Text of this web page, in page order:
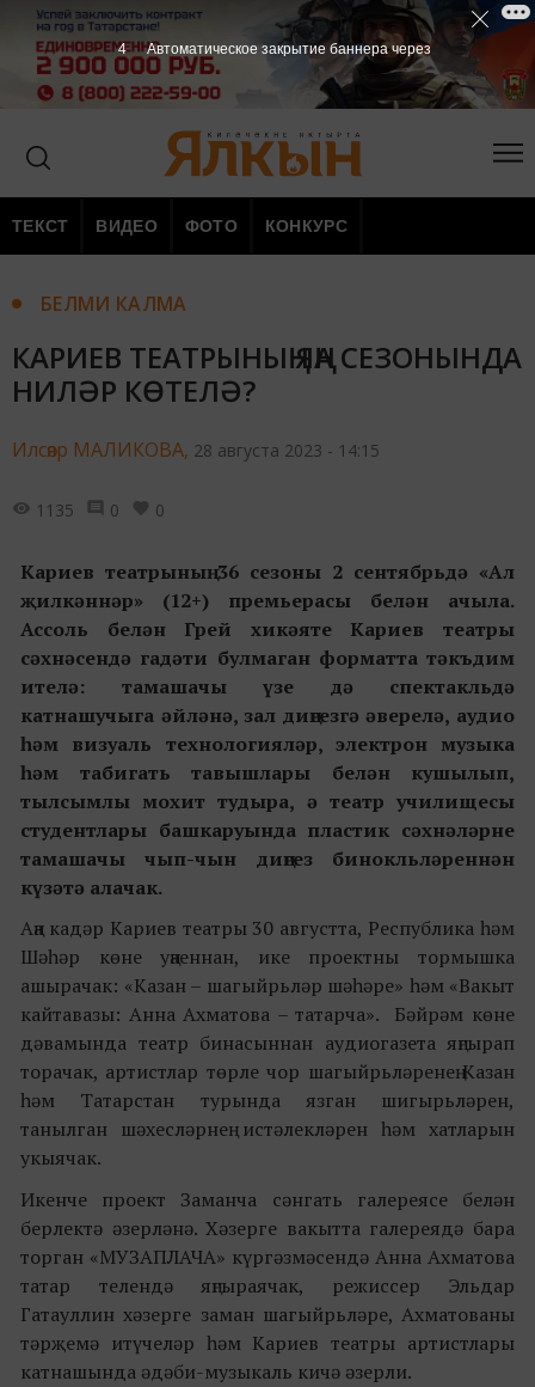
ТЕКСТ ВИДЕО ФОТО КОНКУРС
БЕЛМИ КАЛМА
КАРИЕВ ТЕАТРЫНЫҢ ЯҢА СЕЗОНЫНДА
НИЛӘР КӨТЕЛӘ?
Илсөяр МАЛИКОВА, 28 августа 2023 - 14:15
1135 0 0
Кариев театрының 36 сезоны 2 сентябрьдә «Ал
җилкәннәр» (12+) премьерасы белән ачыла.
Ассоль белән Грей хикәяте Кариев театры
сәхнәсендә гадәти булмаган форматта тәкъдим
ителә: тамашачы үзе дә спектакльдә
катнашучыга әйләнә, зал диңгезгә әверелә, аудио
һәм визуаль технологияләр, электрон музыка
һәм табигать тавышлары белән кушылып,
тылсымлы мохит тудыра, ә театр училищесы
студентлары башкаруында пластик сәхнәләрне
тамашачы чып-чын диңгез бинокльләреннән
күзәтә алачак.
Аңа кадәр Кариев театры 30 августта, Республика һәм
Шәһәр көне уңаеннан, ике проектны тормышка
ашырачак: «Казан – шагыйрьләр шәһәре» һәм «Вакыт
кайтавазы: Анна Ахматова – татарча». Бәйрәм көне
дәвамында театр бинасыннан аудиогазета яңгырап
торачак, артистлар төрле чор шагыйрьләренең Казан
һәм Татарстан турында язган шигырьләрен,
танылган шәхесләрнең истәлекләрен һәм хатларын
укыячак.
Икенче проект Заманча сәнгать галереясе белән
берлектә әзерләнә. Хәзерге вакытта галереядә бара
торган «МУЗАПЛАЧА» күргәзмәсендә Анна Ахматова
татар телендә яңгыраячак, режиссер Эльдар
Гатауллин хәзерге заман шагыйрьләре, Ахматованы
тәрҗемә итүчеләр һәм Кариев театры артистлары
катнашында әдәби-музыкаль кичә әзерли.
3 Автоматическое закрытие баннера через